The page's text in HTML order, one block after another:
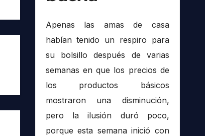
Apenas las amas de casa
habían tenido un respiro para
su bolsillo después de varias
semanas en que los precios de
los productos básicos
mostraron una disminución,
pero la ilusión duró poco,
porque esta semana inició con